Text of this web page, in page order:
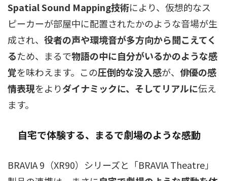
Spatial Sound Mapping技術により、仮想的なス
ピーカーが部屋中に配置されたかのような音場が生
成され、 役者の声や環境音が多方向から聞こえてく
るため、まるで物語の中に自分がいるかのような感
覚を味わえます。この圧倒的な没入感が、 俳優の感
情表現をよりダイナミックに、そしてリアルに伝え
ます。
自宅で体験する、まるで劇場のような感動
BRAVIA 9（XR90）シリーズと「BRAVIA Theatre」